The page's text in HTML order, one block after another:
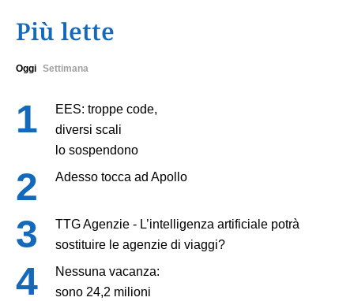
Più lette
Oggi Settimana
EES: troppe code,
diversi scali
lo sospendono
Adesso tocca ad Apollo
TTG Agenzie - L’intelligenza artificiale potrà
sostituire le agenzie di viaggi?
Nessuna vacanza:
sono 24,2 milioni